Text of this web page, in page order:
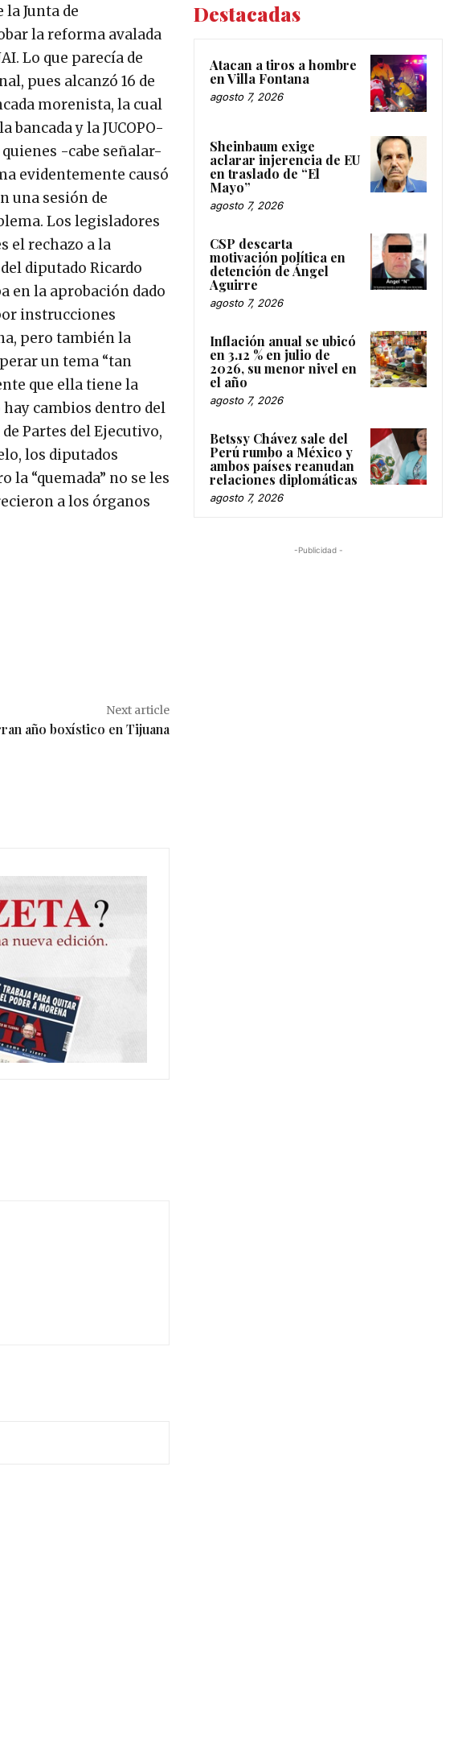
Junta de
la reforma avalada
Lo que parecía de
pues alcanzó 16 de
morenista, la cual
y la JUCOPO-
-cabe señalar-
evidentemente causó
una sesión de
Los legisladores
el rechazo a la
diputado Ricardo
en la aprobación dado
instrucciones
pero también la
un tema “tan
que ella tiene la
hay cambios dentro del
Partes del Ejecutivo,
los diputados
“quemada” no se les
a los órganos
Next article
año boxístico en Tijuana
Destacadas
Atacan a tiros a hombre
en Villa Fontana
agosto 7, 2026
Sheinbaum exige
aclarar injerencia de EU
en traslado de “El
Mayo”
agosto 7, 2026
CSP descarta
motivación política en
detención de Ángel
Aguirre
agosto 7, 2026
Inflación anual se ubicó
en 3.12 % en julio de
2026, su menor nivel en
el año
agosto 7, 2026
Betssy Chávez sale del
Perú rumbo a México y
ambos países reanudan
relaciones diplomáticas
agosto 7, 2026
-Publicidad -